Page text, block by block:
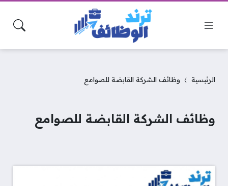
الرئيسية وظائف الشركة القابضة للصوامع
وظائف الشركة القابضة للصوامع